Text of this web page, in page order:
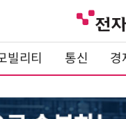
빌리티 통신 경